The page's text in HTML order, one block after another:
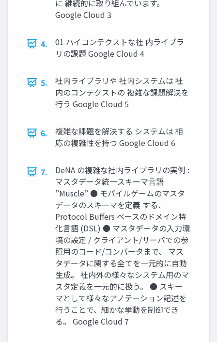
に 継続的に取り組んでいます。
Google Cloud 3
4.
01 ハイコンテクストな社 内ライブラ
リの課題 Google Cloud 4
5.
社内ライブラリや 社内システムは 社
内のコンテクストの 複雑な課題解決を
行う Google Cloud 5
6.
複雑な課題を解決する システムは 相
応の複雑性を持つ Google Cloud 6
7.
DeNA の複雑な社内ライブラリの実例 :
マスタデータ統一スキーマ言語
”Muscle” ● モバイルゲームのマスタ
データのスキーマを定義 する、
Protocol Buffers ベースのドメイン特
化言語 (DSL) ● マスタデータの入力環
境の設定 / クライアント/サーバでの参
照用のコード/コンバータまで、 マス
タデータに関する全てを一元的に自動
生成。 社内外の様々なシステム用のマ
スタ定義を一元的に扱う。 ● スキー
マとして様々なアノテーション記述を
行うことで、細かな挙動を制御でき
る。 Google Cloud 7